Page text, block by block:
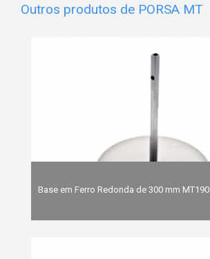
Outros produtos de PORSA MT
Base em Ferro Redonda de 300 mm MT190